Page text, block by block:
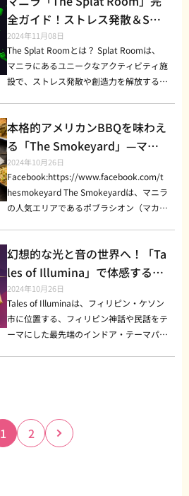
友人同士の集まりとしてもおすすめの『3
11 Sports Lounge』で、マニラ滞在中に
特別な夜を過ごしてみませんか？
営業時間とアクセス情報 『Yakal Coffee』
の営業時間は午前8時から午後9時までで
す。朝早くから営業しているため、朝のコ
ーヒータイムから夜のリラックスタイムま
で幅広く対応しています。マニラ市内中心
部に位置しているため、観光地やビジネス
250ペソ [Facebook] https://www.facebo
ok.com/yakalcoffee/ まとめ 『Yakal Coff
ee』は、マニラで特別なコーヒー体験を
したい方に最適なスポットです。フィリピ
ン産コーヒー豆の豊かな風味を活かしたド
リンクと、リラックスできるおしゃれな空
e』に立ち寄り、フィリピンならではのコ
ーヒータイムを楽しんでみてください！
も人気のスポットとなっています。 注文
方法 注文方法はとても簡単です。まず店
内の棚に並ぶカップラーメンから好きなも
のを選び、レジで注文します。次に、トッ
ピングやサイドメニューを追加したい場合
は、別途注文することが可能です。お湯は
お店で提供されているため、選んだカップ
来上がります。 営業時間と価格帯 営業時
間は10:00～22:00で、特に夕方以降は多
くの来客で賑わうことが多いため、訪れる
際には時間帯に注意が必要です。 [営業時
間] 10:00-22:00 [価格帯] 100～300ペソ
（トッピングは別料金） [Facebook] http
eon Stationは、韓国の人気カップラーメ
ンをフィリピンで手軽に楽しめる魅力的な
スポットです。豊富な種類のカップラーメ
ンや自由なトッピングにより、自分だけの
カスタムラーメンを楽しめます。韓国の雰
囲気を感じられる店内で食べるラーメン
ょうか？
ったアイスクリームは、滑らかな舌触りと
しっかりとした抹茶の香りが特徴。暑いフ
ィリピンの気候にもぴったりで、訪れる多
くの人がこのアイスクリームを注文しま
す。 [その他の抹茶スイーツ] 抹茶チーズ
ケーキや抹茶クッキーなど、バリエーショ
ン豊富な抹茶スイーツもおすすめです。濃
っており、デザートを楽しむ方からも高い
評価を受けています。 価格帯と営業時間
[価格帯] ドリンク：150〜300ペソ スイー
ツ：200〜400ペソ [営業時間] 月〜金 10:0
0〜20:00 土・日 11:00〜21:00 平日は夕
方から夜にかけて混み合うことが多いの
で、ゆっくり過ごしたい場合は早めの時間
日賑わっていますので、時間に余裕を持っ
て訪れると良いでしょう。 [Facebook] ht
tps://www.facebook.com/@MatchyMatc
haCafe/ まとめ マニラで本格的な抹茶を
味わいたい方にとって、Matchy Matcha C
afeは外せないスポットです。抹茶ラテや
がある人なら一度は行ってみる価値のある
スポットです。 おすすめメニューとお得
情報 Film Roll Sandwich（フィルムロール
サンドウィッチ） 映画のフィルムをイメ
め。 Cinematic Coffee（シネマティック
コーヒー） クラシック映画を観ながら飲
むにはぴったりの一杯。しっかりとした香
りとコクが魅力で、 ゆっくりした時間を
楽しめます。 その他にもいろいろなメニ
ューが揃っています！ フードのレベルも
高いので、一度試してみてはいかがでしょ
うか。 このカフェでは、映画にちなんだ
お得なセットメニューも用意されていま
製スナックとドリンクのセットをお得に楽
しめる「マチネーセット」が人気です。ま
た、映画上映イベントの際には、チケット
とドリンクがセットになったお得なパッケ
ージも販売されます。 店内の雰囲気と見
どころ 店内は映画をテーマにしたアート
やポスターがいたるところに飾られてお
ような気分を味わえます。写真撮影をする
にも絶好のスポットなので、インスタグラ
ムなどのSNSでシェアしたくなること間違
洗練されたデザインと照明が印象的です。
特に夜にはムーディーなライティングが施
され、リラックスしつつも華やかな空間が
広がります。バーにはダンスフロアもあ
り、人気のDJによるライブミュージック
ークに達します。 店内にはインスタ映え
するスポットが多く、シンプルなエレガン
スとトレンディさが融合した内装は、写真
撮影にもぴったりです。バーカウンターや
座席エリアはどこを撮ってもおしゃれで、
SNSにアップしたくなるような雰囲気で
す。 フード＆ドリンクメニューのおすす
シーなシーフードプラッターは、シェアし
て楽しむのに最適。辛さと旨味が絶妙なバ
ランスで、ビールとの相性も抜群です。
営業時間・アクセス情報・価格帯 [営業時
間] (月〜木) 17:00〜翌1:00 (金・土) 17:0
0〜翌3:00 [平均価格] フード 200〜500ペ
ソ [ドリンク] 200〜400ペソ [Facebook] h
ttps://www.facebook.com/TheVibeBarP
H まとめ 「The Vibe」は、マニラで若い
揃い、友人や恋人と特別な夜を過ごすのに
ぴったりです。音楽や照明にもこだわり、
リラックスしたい方から思い切り楽しみた
ンシーンに飛び込んだかのようなリアルな
サバイバルゲームが楽しめます。 特に若
者を中心に人気が高く、友達や家族、会社
のチームビルディングとしても利用されて
います。 The Attack Arenaの魅力は、通
スリル満点のゲームが楽しめるところで
す。初心者や女性でも気軽に体験でき、フ
ィリピン旅行のアクティビティとしてもお
すすめです。 なぜThe Attack Arenaが人
気なのか？ その人気の理由は、単にサバ
イバルゲームが楽しめるだけでなく、「現
ます。The Attack Arenaの内部は、さまざ
まなテーマのエリアに分かれており、戦場
や都市、宇宙基地などのシーンがリアルに
再現されています。 視覚効果や音響シス
テムも一流で、現実離れした非日常を存分
に予約ができることも、旅行者や観光客か
し、テーマに沿ったシナリオを選ぶと、ま
るで自分が主人公になったかのように戦闘
全ガイド！ストレス発散＆SNS
映えスポットの魅力を徹底解説
2024年11月08日
The Splat Roomとは？ Splat Roomは、
マニラにあるユニークなアクティビティ施
設で、ストレス発散や創造力を解放する場
ける「スプラッシュペイント」を楽しむこ
とができます。 フィリピンでは特に若者
やカップルに人気があり、SNS映えスポッ
トとしても注目を集めています。従来のア
ート体験とは異なり、Splat Roomでは規
則に縛られない自由な発想で自分だけのア
で、体験をそのままSNSにシェアすること
もできます。 Splat Roomが人気の理由 Sp
lat Roomの魅力の一つは、何といっても
その圧倒的な「映え力」です。部屋全体が
キャンバスとなり、カラフルなペイントを
全力でぶつける体験が、他では味わえない
ルと一緒に訪れて、ペイントに夢中になり
のシェアを推奨しており、特定のハッシュ
タグをつけて投稿すると割引がもらえるキ
本格的アメリカンBBQを味わえ
る「The Smokeyard」—マニ
ラの人気スポット
2024年10月26日
Facebook:https://www.facebook.com/t
hesmokeyard The Smokeyardは、マニラ
の人気エリアであるポブラシオン（マカテ
and slow」と呼ばれる、低温でじっくり
燻製する伝統的なバーベキュー調理法を採
用しており、本格的なスモーク料理を提供
しています。 オーナーのトロイ・コナイ
ンは、アメリカの有名なバーベキューシー
ンからインスピレーションを得ており、ピ
間となっています。席数は限られているた
め、早めの予約や早い時間に訪れることを
幻想的な光と音の世界へ！「Ta
les of Illumina」で体感するフ
ィリピン神話の冒険！
2024年10月26日
Tales of Illuminaは、フィリピン・ケソン
市に位置する、フィリピン神話や民話をテ
ーマにした最先端のインドア・テーマパー
冒険へと誘います。 Tales of Iluminaの見
どころと魅力は？ 「Tales of Illumina」の
投
稿
P
a
1 P
a
2